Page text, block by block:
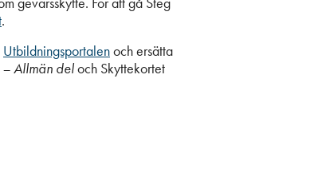
.
Utbildningsportalenoch ersätta
– Allmän deloch Skyttekortet